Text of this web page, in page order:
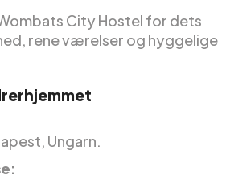
City Hostel for dets
rene værelser og hyggelige
Ungarn.